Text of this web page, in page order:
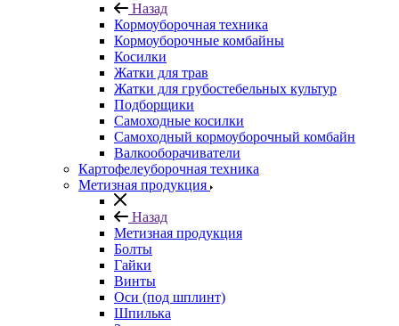
Назад
Кормоуборочная техника
Кормоуборочные комбайны
Косилки
Жатки для трав
Жатки для грубостебельных культур
Подборщики
Самоходные косилки
Самоходный кормоуборочный комбайн
Валкооборачиватели
Картофелеуборочная техника
Метизная продукция
Назад
Метизная продукция
Болты
Гайки
Винты
Оси (под шплинт)
Шпилька